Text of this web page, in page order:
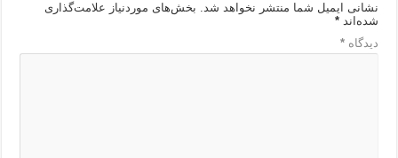
نشانی ایمیل شما منتشر نخواهد شد. بخش‌های موردنیاز علامت‌گذاری
شده‌اند*
دیدگاه*